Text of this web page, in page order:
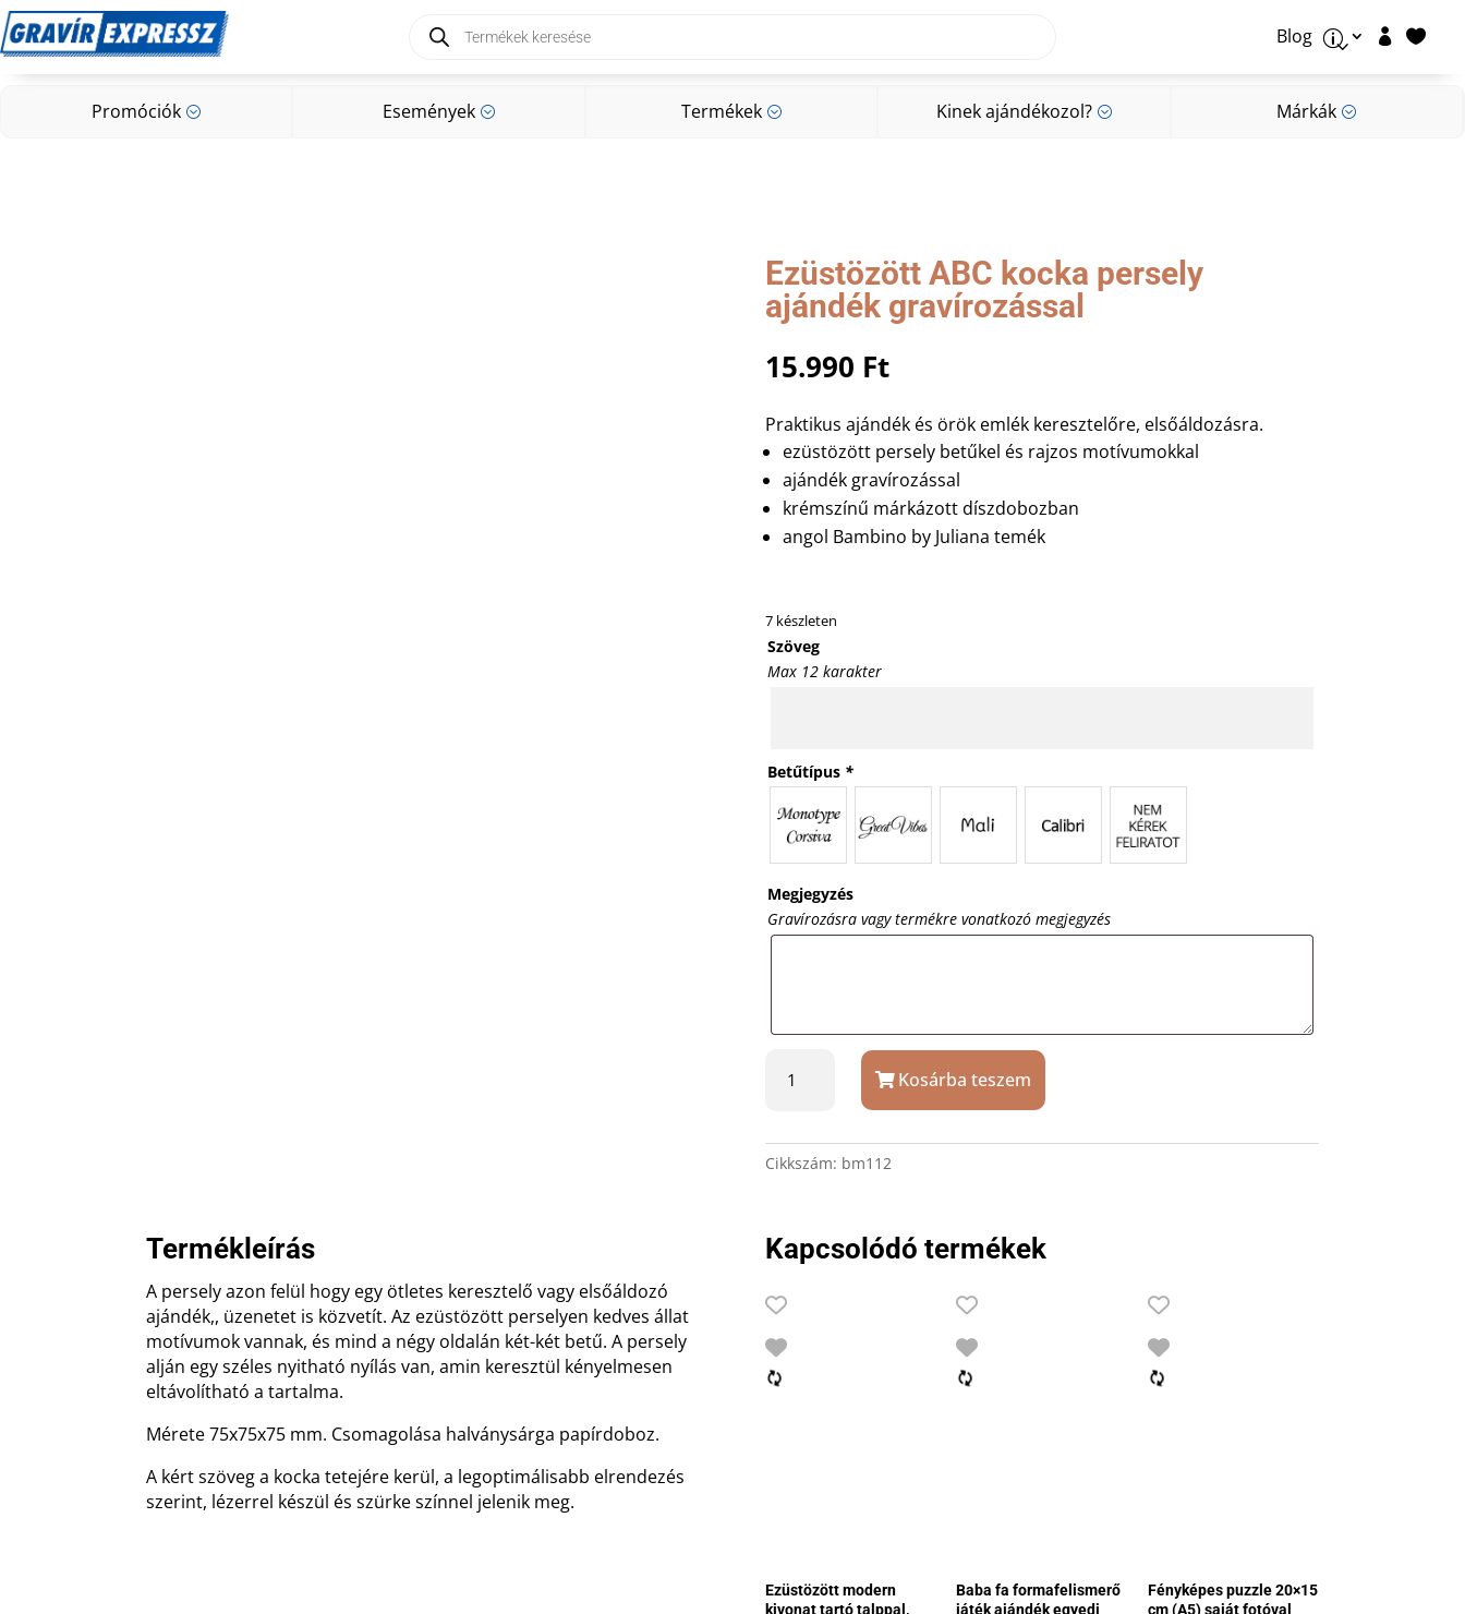
search Blog p  
Promóciók ; Események ; Termékek ; Kinek ajándékozol? ; Márkák ;
Promóciók; Események Márkák;
Ezüstözött ABC kocka persely
ajándék gravírozással
15.990 Ft
Praktikus ajándék és örök emlék keresztelőre, elsőáldozásra.
ezüstözött persely betűkel és rajzos motívumokkal
ajándék gravírozással
krémszínű márkázott díszdobozban
angol Bambino by Juliana temék
7 készleten
Szöveg
Max 12 karakter
Betűtípus *
Megjegyzés
Gravírozásra vagy termékre vonatkozó megjegyzés
ABC
ajándék
Kosárba teszem
Cikkszám: bm112
Termékleírás
A persely azon felül hogy egy ötletes keresztelő vagy elsőáldozó
ajándék,, üzenetet is közvetít. Az ezüstözött perselyen kedves állat
motívumok vannak, és mind a négy oldalán két-két betű. A persely
alján egy széles nyitható nyílás van, amin keresztül kényelmesen
eltávolítható a tartalma.
Mérete 75x75x75 mm. Csomagolása halványsárga papírdoboz.
A kért szöveg a kocka tetejére kerül, a legoptimálisabb elrendezés
szerint, lézerrel készül és szürke színnel jelenik meg.
Kapcsolódó termékek
Ezüstözött modern
kivonat tartó talppal,
Baba fa formafelismerő
játék ajándék egyedi
Fényképes puzzle 20×15
cm (A5) saját fotóval